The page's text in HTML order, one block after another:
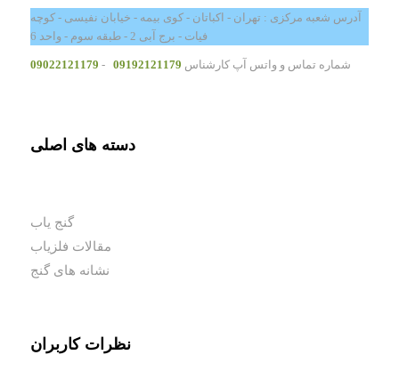
آدرس شعبه مرکزی : تهران - اکباتان - کوی بیمه - خیابان نفیسی - کوچه
فیات - برج آبی 2 - طبقه سوم - واحد 6
شماره تماس و واتس آپ کارشناس 09192121179
-
09022121179
دسته های اصلی
گنج یاب
مقالات فلزیاب
نشانه های گنج
نظرات کاربران